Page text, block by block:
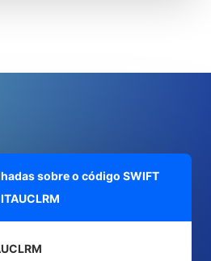
sobre o código SWIFT
ITAUCLRM